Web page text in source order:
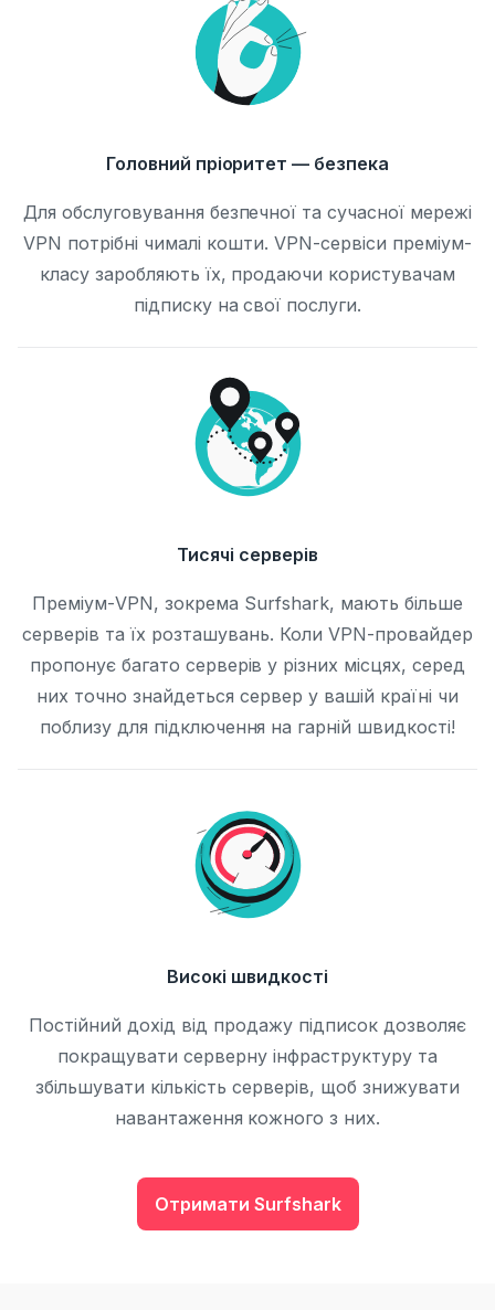
Головний пріоритет — безпека
Для обслуговування безпечної та сучасної мережі
VPN потрібні чималі кошти. VPN-сервіси преміум-
класу заробляють їх, продаючи користувачам
підписку на свої послуги.
Тисячі серверів
Преміум-VPN, зокрема Surfshark, мають більше
серверів та їх розташувань. Коли VPN-провайдер
пропонує багато серверів у різних місцях, серед
них точно знайдеться сервер у вашій країні чи
поблизу для підключення на гарній швидкості!
Високі швидкості
Постійний дохід від продажу підписок дозволяє
покращувати серверну інфраструктуру та
збільшувати кількість серверів, щоб знижувати
навантаження кожного з них.
Отримати Surfshark